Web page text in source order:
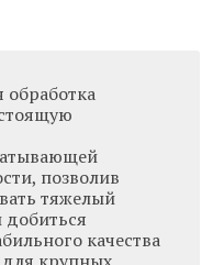
позволив
тяжелый
добиться
качества